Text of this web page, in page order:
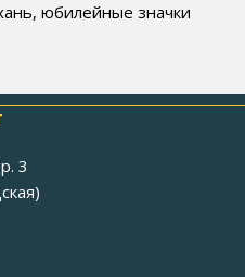
юбилейные значки
3